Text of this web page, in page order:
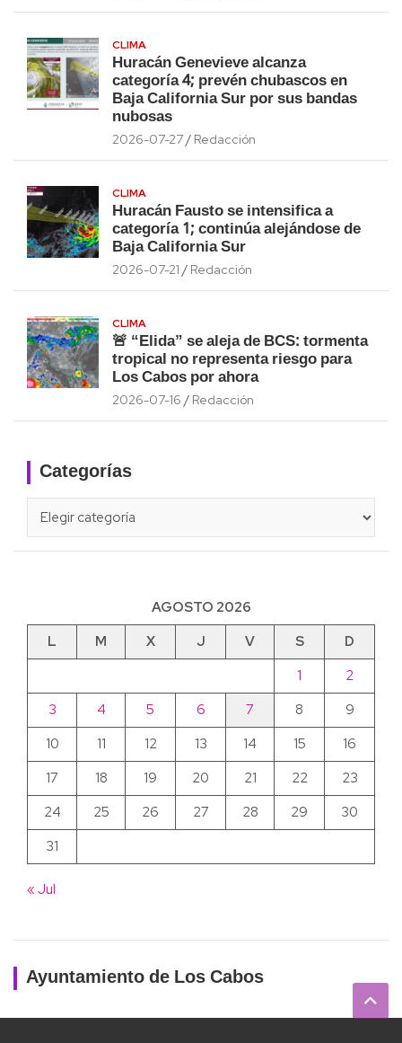
CLIMA
Huracán Genevieve alcanza
categoría 4; prevén chubascos en
Baja California Sur por sus bandas
nubosas
2026-07-27 Redacción
CLIMA
Huracán Fausto se intensifica a
categoría 1; continúa alejándose de
Baja California Sur
2026-07-21 Redacción
CLIMA
🚨 “Elida” se aleja de BCS: tormenta
tropical no representa riesgo para
Los Cabos por ahora
2026-07-16 Redacción
Categorías
AGOSTO 2026
L
M X J V S
D
1
2
3
4 5 6 7 8
9
10
11 12 13 14 15
16
17
18 19 20 21 22
23
24
25 26 27 28 29
30
31
« Jul
Ayuntamiento de Los Cabos